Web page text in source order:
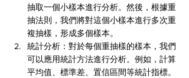
抽取一個小樣本進行分析。然後，根據重
抽法則，我們將對這個小樣本進行多次重
複抽樣，形成多個樣本。
統計分析：對於每個重抽樣的樣本，我們
可以應用統計方法進行分析。例如，計算
平均值、標準差、置信區間等統計指標。